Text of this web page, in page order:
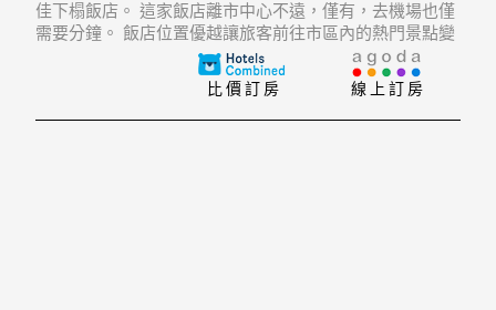
佳下榻飯店。 這家飯店離市中心不遠，僅有，去機場也僅
需要分鐘。 飯店位置優越讓旅客前往市區內的熱門景點變
線上訂房
比價訂房